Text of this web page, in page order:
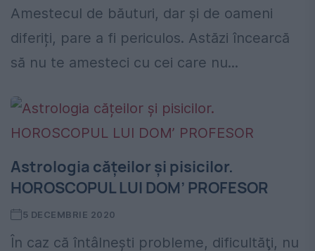
Amestecul de băuturi, dar și de oameni
diferiți, pare a fi periculos. Astăzi încearcă
să nu te amesteci cu cei care nu...
Astrologia cățeilor și pisicilor.
HOROSCOPUL LUI DOM’ PROFESOR
5 DECEMBRIE 2020
În caz că întâlneşti probleme, dificultăţi, nu